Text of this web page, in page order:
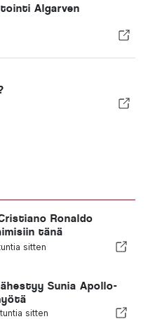
Algarven
Ronaldo
tänä
sitten
Sunia Apollo-
tuntia sitten